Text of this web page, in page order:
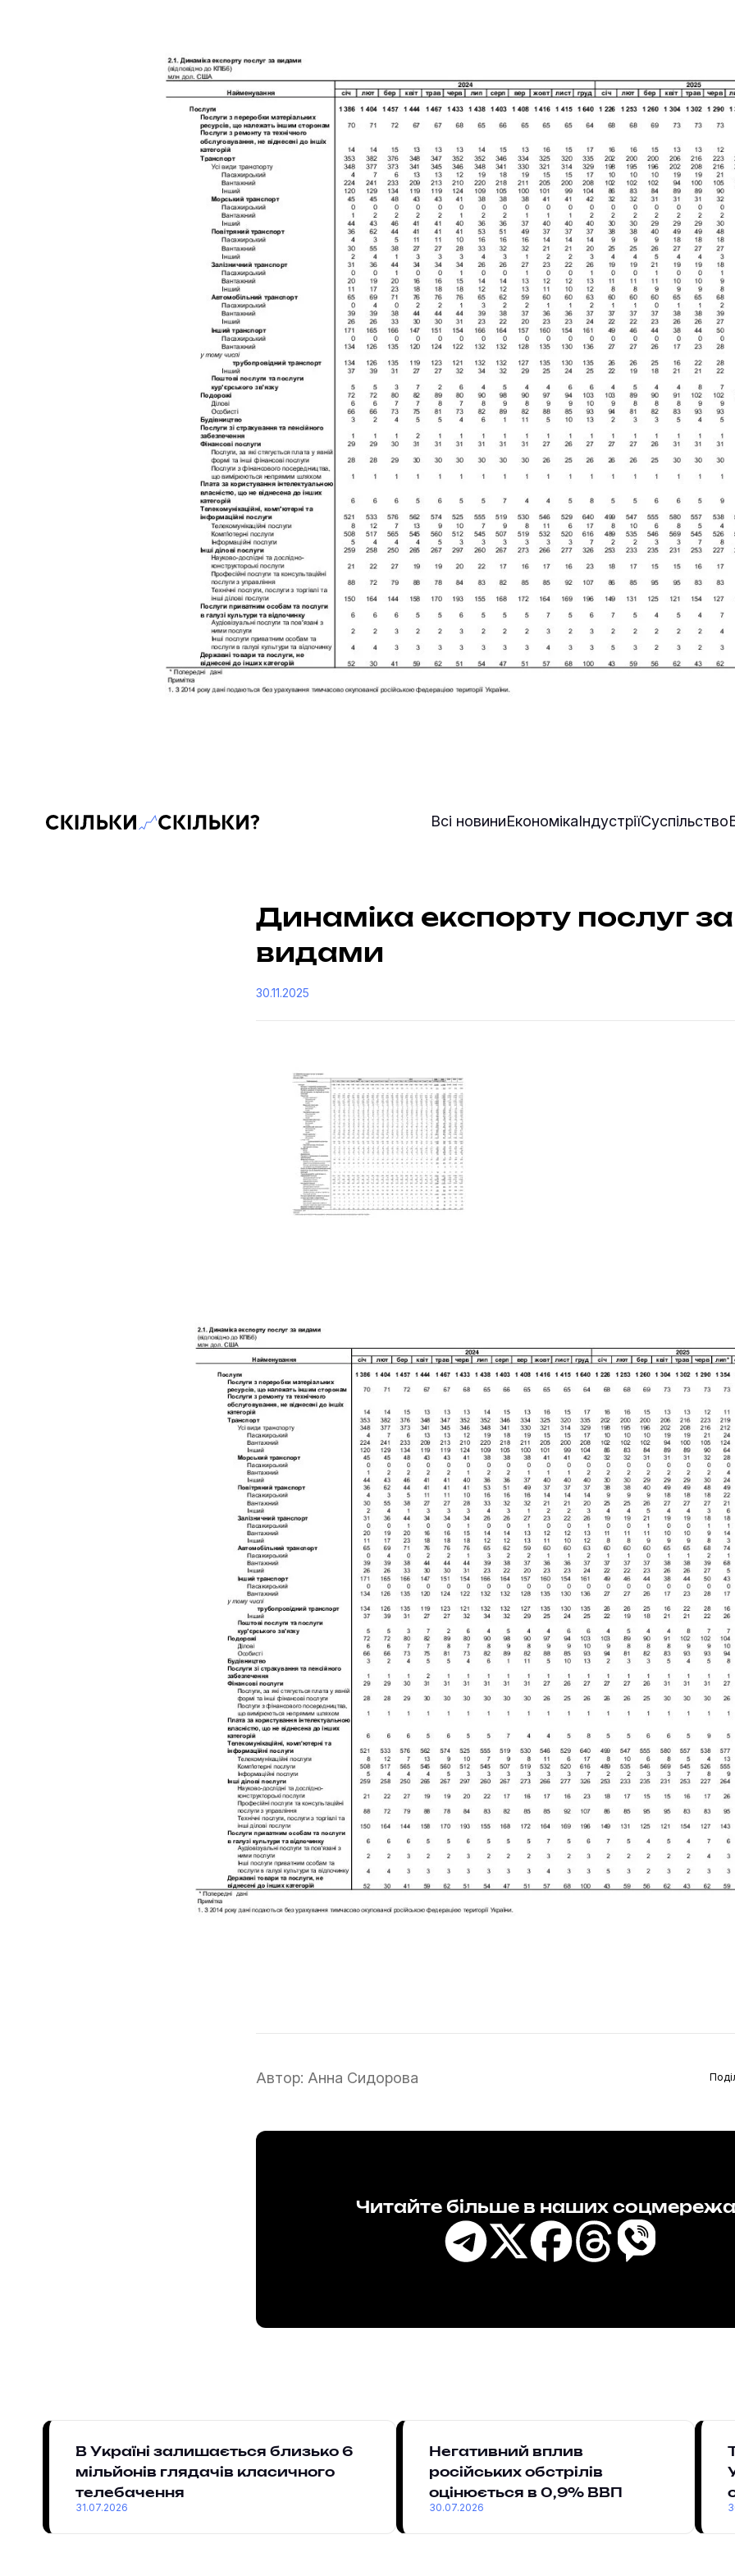
Скільки-скільки? — Медіа про суспільні дані Всі новиниЕкономікаІндустріїСуспільство
Динаміка експорту послуг за
видами
30.11.2025
Автор: Анна Сидорова
Читайте більше в наших
В Україні залишається близько 6
мільйонів глядачів класичного
телебачення
31.07.2026
Негативний вплив
російських обстрілів
оцінюється в 0,9% ВВП
30.07.2026